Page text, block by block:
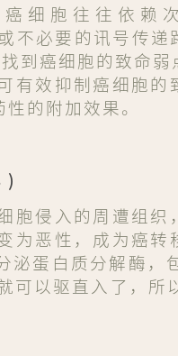
细胞往往依赖
必要的讯号传递
癌细胞的致命弱
有效抑制癌细胞的
的附加效果。
)
胞侵入的周遭组织
恶性，成为癌转
蛋白质分解酶，
可以驱直入了，所